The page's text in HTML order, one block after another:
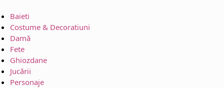
Baieti
Costume & Decoratiuni
Damă
Fete
Ghiozdane
Jucării
Personaje